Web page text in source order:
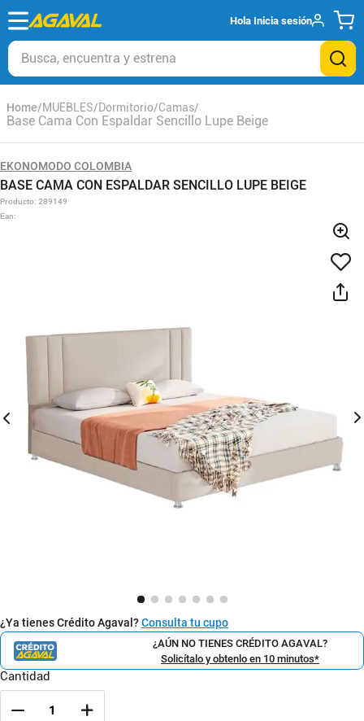
Hola Inicia sesión
Busca, encuentra y estrena
MUEBLES Dormitorio Camas
Base Cama Con Espaldar Sencillo Lupe Beige
EKONOMODO COLOMBIA
BASE CAMA CON ESPALDAR SENCILLO LUPE BEIGE
Producto: 289149
Ean:
¿Ya tienes Crédito Agaval?Consulta tu cupo
¿AÚN NO TIENES CRÉDITO AGAVAL?
Solicítalo y obtenlo en 10 minutos*
Cantidad